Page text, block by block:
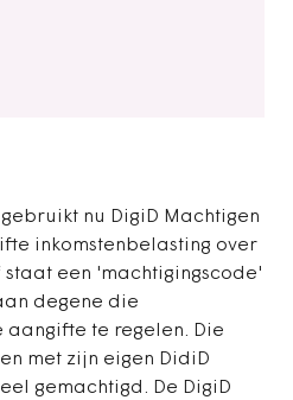
nu DigiD Machtigen
inkomstenbelasting over
een 'machtigingscode'
degene die
aangifte te regelen. Die
met zijn eigen DidiD
gemachtigd. De DigiD